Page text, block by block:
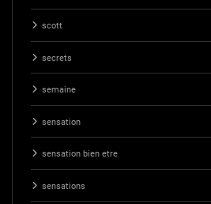
scott
secrets
semaine
sensation
sensation bien etre
sensations